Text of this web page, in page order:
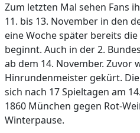
Zum letzten Mal sehen Fans
11. bis 13. November in den
eine Woche später bereits
beginnt. Auch in der 2.
ab dem 14. November. Zuvor
Hinrundenmeister gekürt.
sich nach 17 Spieltagen am
1860 München gegen Rot-
Winterpause.